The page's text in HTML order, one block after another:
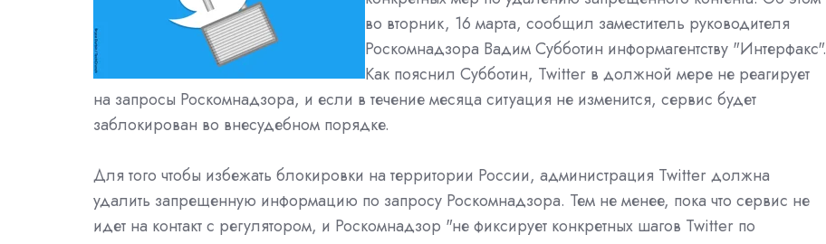
во вторник, 16 марта, сообщил заместитель руководителя
Роскомнадзора Вадим Субботин информагентству "Интерфакс".
Как пояснил Субботин, Twitter в должной мере не реагирует
на запросы Роскомнадзора, и если в течение месяца ситуация не изменится, сервис будет
заблокирован во внесудебном порядке.
Для того чтобы избежать блокировки на территории России, администрация Twitter должна
удалить запрещенную информацию по запросу Роскомнадзора. Тем не менее, пока что сервис не
идет на контакт с регулятором, и Роскомнадзор "не фиксирует конкретных шагов Twitter по